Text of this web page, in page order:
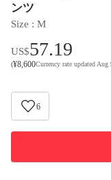
ンツ
Size : M
US$57.19
(¥8,600Currency rate updated
6